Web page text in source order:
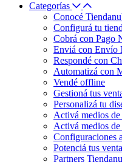
Categorías
Conocé
Configurá tu
Cobrá con Pago
Enviá con Envío
Respondé con
Automatizá con
Vendé offline
Gestioná tus
Personalizá tu
Activá medios de
Activá medios
Configuraciones
Potenciá tus
Partners